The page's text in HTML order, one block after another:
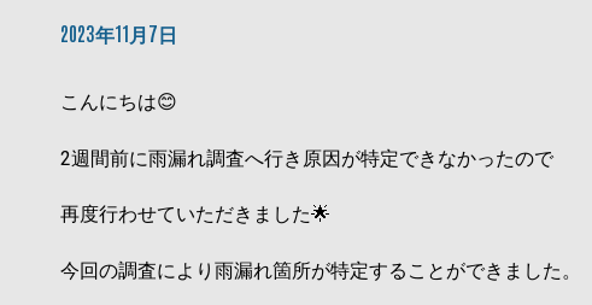
2023年11月7日
こんにちは😊
2週間前に雨漏れ調査へ行き原因が特定できなかったので
再度行わせていただきました🌟
今回の調査により雨漏れ箇所が特定することができました。